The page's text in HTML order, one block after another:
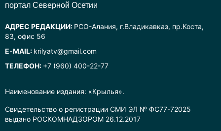
Наименование издания: «Крылья».
Свидетельство о регистрации СМИ ЭЛ № ФС77-72025
выдано РОСКОМНАДЗОРОМ 26.12.2017
портал Северной Осетии
АДРЕС РЕДАКЦИИ: РСО-Алания, г.Владикавказ, пр.Коста,
83, офис 56
E-MAIL: krilyatv@gmail.com
ТЕЛЕФОН: +7 (960) 400-22-77